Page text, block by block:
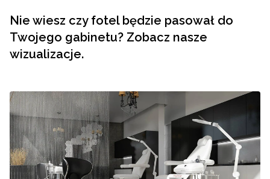
Nie wiesz czy fotel będzie pasował do
Twojego gabinetu? Zobacz nasze
wizualizacje.